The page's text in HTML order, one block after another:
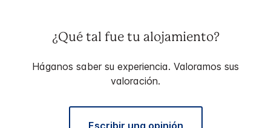
¿Qué tal fue tu alojamiento?
Háganos saber su experiencia. Valoramos sus
valoración.
Escribir una opinión